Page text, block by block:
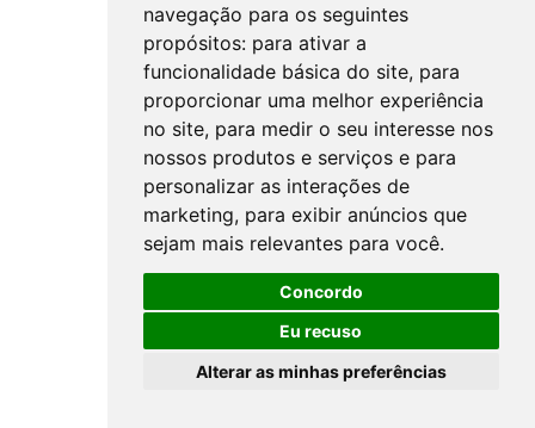
navegação para os seguintes
propósitos: para ativar a
funcionalidade básica do site, para
proporcionar uma melhor experiência
no site, para medir o seu interesse nos
nossos produtos e serviços e para
personalizar as interações de
marketing, para exibir anúncios que
sejam mais relevantes para você.
Concordo
Eu recuso
Alterar as minhas preferências